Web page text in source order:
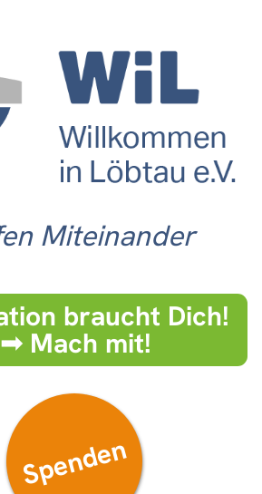
Miteinander
braucht Dich!
➟ Mach mit!
Spenden